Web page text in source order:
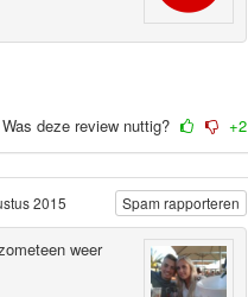
Was deze review nuttig? +2
2015
weer
Spam rapporteren